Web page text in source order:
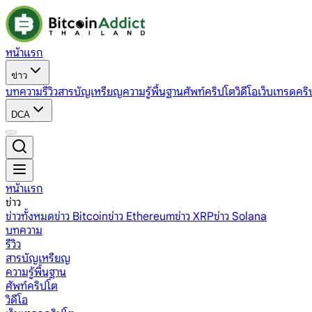
หน้าแรก
ข่าว
บทความรีวิวสารบัญเหรียญความรู้พื้นฐานศัพท์คริปโตวิดีโอเว็บเทรดค
DCA
หน้าแรก
ข่าว
ข่าวทั้งหมดข่าว Bitcoinข่าว Ethereumข่าว XRPข่าว Solana
บทความ
รีวิว
สารบัญเหรียญ
ความรู้พื้นฐาน
ศัพท์คริปโต
วิดีโอ